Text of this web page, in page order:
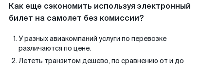
Как еще сэкономить используя электронный
билет на самолет без комиссии?
У разных авиакомпаний услуги по перевозке
различаются по цене.
Лететь транзитом дешево, по сравнению от и до